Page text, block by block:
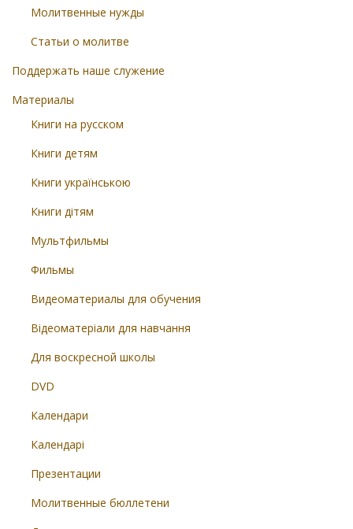
Молитвенные нужды
Статьи о молитве
Поддержать наше служение
Материалы
Книги на русском
Книги детям
Книги українською
Книги дітям
Мультфильмы
Фильмы
Видеоматериалы для обучения
Відеоматеріали для навчання
Для воскресной школы
DVD
Календари
Календарі
Презентации
Молитвенные бюллетени